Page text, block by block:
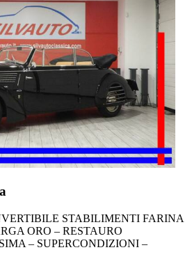
STABILIMENTI FARINA
ORO – RESTAURO
– SUPERCONDIZIONI –